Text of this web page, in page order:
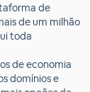
de
de um milhão
toda
de economia
domínios e